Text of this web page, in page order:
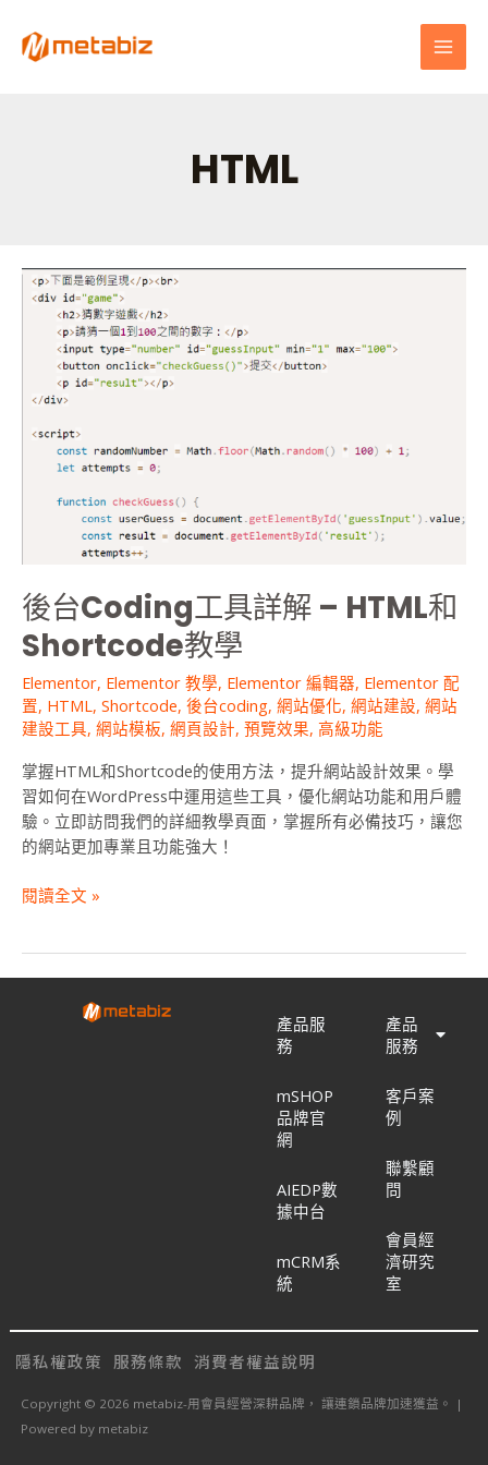
HTML
後台Coding工具詳解 – HTML和
Shortcode教學
Elementor, Elementor 教學, Elementor 編輯器, Elementor 配
置, HTML, Shortcode, 後台coding, 網站優化, 網站建設, 網站
建設工具, 網站模板, 網頁設計, 預覽效果, 高級功能
掌握HTML和Shortcode的使用方法，提升網站設計效果。學
習如何在WordPress中運用這些工具，優化網站功能和用戶體
驗。立即訪問我們的詳細教學頁面，掌握所有必備技巧，讓您
的網站更加專業且功能強大！
後
台
Coding
詳
解
Shortcode
閱讀全文 »
產品服
務
mSHOP
品牌官
網
AIEDP數
據中台
mCRM系
統
產品
服務
客戶案
例
聯繫顧
問
會員經
濟研究
室
Copyright © 2026 metabiz-用會員經營深耕品牌， 讓連鎖品牌加速獲益。 |
Powered by metabiz
隱私權政策 服務條款 消費者權益說明